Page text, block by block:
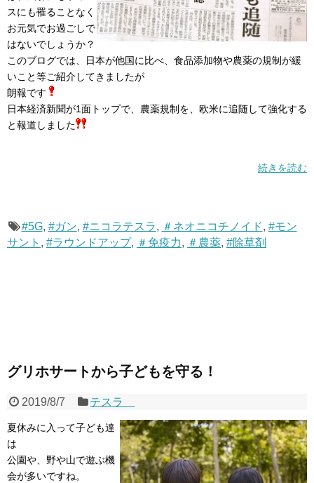
スにも罹ることなく
お元気でお過ごしで
はないでしょうか？
このブログでは、日本が他国に比べ、食品添加物や農薬の規制が緩
いこと等ご紹介してきましたが
朗報です
日本経済新聞が1面トップで、農薬規制を、欧米に追随して強化する
と報道しました
続きを読む
#5G, #ガン, #ニコラテスラ, ＃ネオニコチノイド, #モン
サント , #ラウンドアップ, ＃免疫力, ＃農薬, #除草剤
グリホサートから子どもを守る！
2019/8/7 テスラ
夏休みに入って子ども達
は
公園や、野や山で遊ぶ機
会が多いですね。